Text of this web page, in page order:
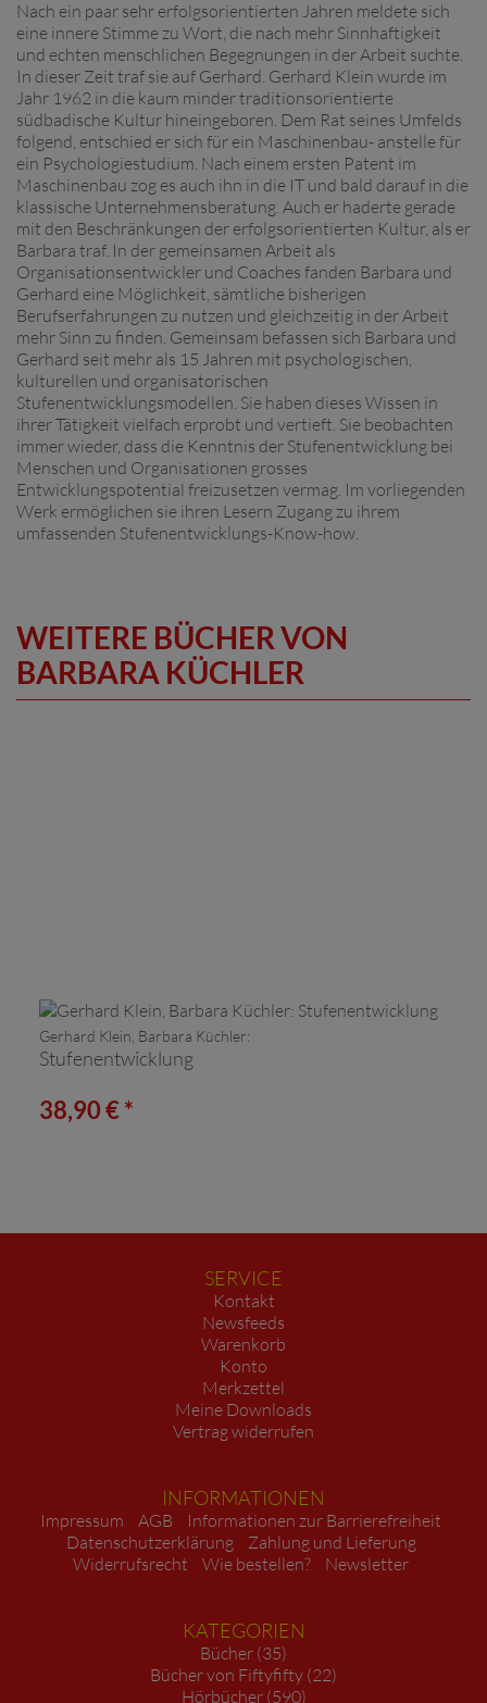
Nach ein paar sehr erfolgsorientierten Jahren meldete sich
eine innere Stimme zu Wort, die nach mehr Sinnhaftigkeit
und echten menschlichen Begegnungen in der Arbeit suchte.
In dieser Zeit traf sie auf Gerhard. Gerhard Klein wurde im
Jahr 1962 in die kaum minder traditionsorientierte
südbadische Kultur hineingeboren. Dem Rat seines Umfelds
folgend, entschied er sich für ein Maschinenbau- anstelle für
ein Psychologiestudium. Nach einem ersten Patent im
Maschinenbau zog es auch ihn in die IT und bald darauf in die
klassische Unternehmensberatung. Auch er haderte gerade
mit den Beschränkungen der erfolgsorientierten Kultur, als er
Barbara traf. In der gemeinsamen Arbeit als
Organisationsentwickler und Coaches fanden Barbara und
Gerhard eine Möglichkeit, sämtliche bisherigen
Berufserfahrungen zu nutzen und gleichzeitig in der Arbeit
mehr Sinn zu finden. Gemeinsam befassen sich Barbara und
Gerhard seit mehr als 15 Jahren mit psychologischen,
kulturellen und organisatorischen
Stufenentwicklungsmodellen. Sie haben dieses Wissen in
ihrer Tätigkeit vielfach erprobt und vertieft. Sie beobachten
immer wieder, dass die Kenntnis der Stufenentwicklung bei
Menschen und Organisationen grosses
Entwicklungspotential freizusetzen vermag. Im vorliegenden
Werk ermöglichen sie ihren Lesern Zugang zu ihrem
umfassenden Stufenentwicklungs-Know-how.
WEITERE BÜCHER VON
BARBARA KÜCHLER
Gerhard Klein, Barbara Küchler:
Stufenentwicklung
38,90 € *
SERVICE
Kontakt
Newsfeeds
Warenkorb
Konto
Merkzettel
Meine Downloads
Vertrag widerrufen
INFORMATIONEN
Impressum AGB
Informationen zur Barrierefreiheit
Datenschutzerklärung
Zahlung und Lieferung
Widerrufsrecht
Wie bestellen? Newsletter
KATEGORIEN
Bücher (35)
Bücher von Fiftyfifty (22)
Hörbücher (590)